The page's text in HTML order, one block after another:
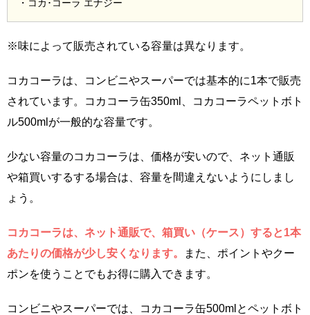
・コカ･コーラ エナジー
※味によって販売されている容量は異なります。
コカコーラは、コンビニやスーパーでは基本的に1本で販売
されています。コカコーラ缶350ml、コカコーラペットボト
ル500mlが一般的な容量です。
少ない容量のコカコーラは、価格が安いので、ネット通販
や箱買いするする場合は、容量を間違えないようにしまし
ょう。
コカコーラは、ネット通販で、箱買い（ケース）すると1本
あたりの価格が少し安くなります。
また、ポイントやクー
ポンを使うことでもお得に購入できます。
コンビニやスーパーでは、コカコーラ缶500mlとペットボト